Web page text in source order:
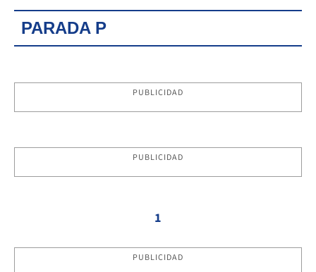
PARADA P
PUBLICIDAD
PUBLICIDAD
1
PUBLICIDAD